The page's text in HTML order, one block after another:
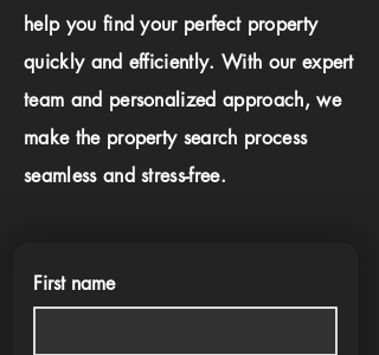
help you find your perfect property
quickly and efficiently. With our expert
team and personalized approach, we
make the property search process
seamless and stress-free.
First name